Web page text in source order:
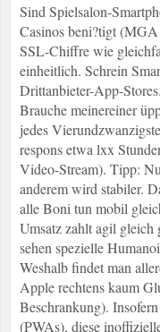
Sind Spielsalon-
Casinos beni?tigt
SSL-Chiffre wie
einheitlich. Schrein
Drittanbieter-App-
Brauche meinereiner
jedes
respons etwa lxx
Video-Stream). Tipp:
anderem wird stabiler.
alle Boni tun mobil
Umsatz zahlt agil gleich
sehen spezielle
Weshalb findet man
Apple rechtens kaum
Beschrankung).
(PWAs), diese